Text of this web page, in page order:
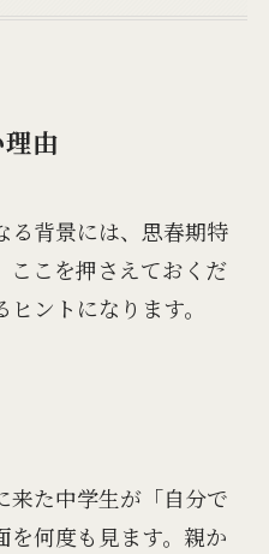
由
る背景には、思春期特
ここを押さえておくだ
ントになります。
来た中学生が「自分で
を何度も見ます。親か